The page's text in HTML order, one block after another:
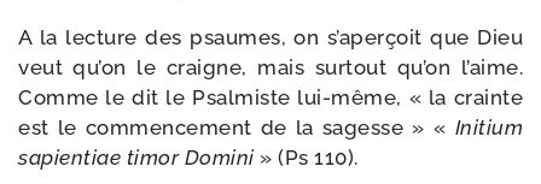
A la lec­ture des psaumes, on s’aperçoit que Dieu
veut qu’on le craigne, mais sur­tout qu’on l’aime.
Comme le dit le Psalmiste lui-​même, « la crainte
est le com­men­ce­ment de la sagesse » « Initium
sapien­tiae timor Domini » (Ps 110).